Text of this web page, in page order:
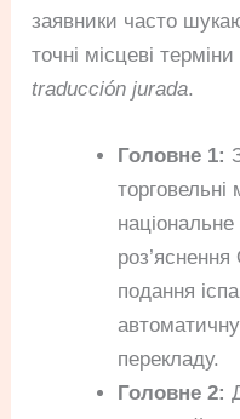
заявники часто
точні місцеві
traducción jurada.
Головне 1:
торговельні
подання
перекладу.
Головне 2: